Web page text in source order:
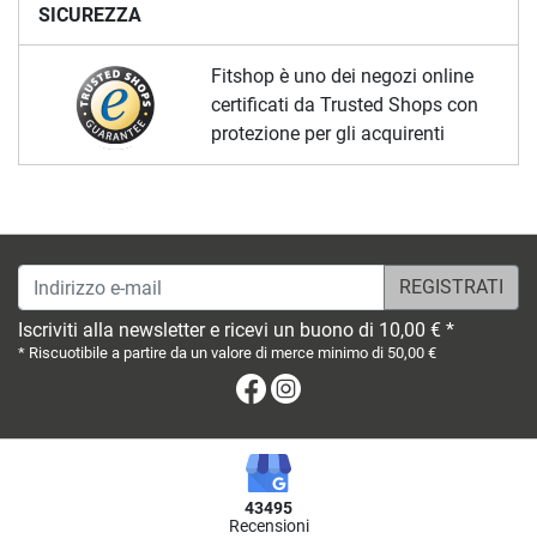
SICUREZZA
Fitshop è uno dei negozi online
certificati da Trusted Shops con
protezione per gli acquirenti
Indirizzo e-mail
Iscriviti alla newsletter e ricevi un buono di 10,00 € *
* Riscuotibile a partire da un valore di merce minimo di 50,00 €
Facebook
43495
Recensioni